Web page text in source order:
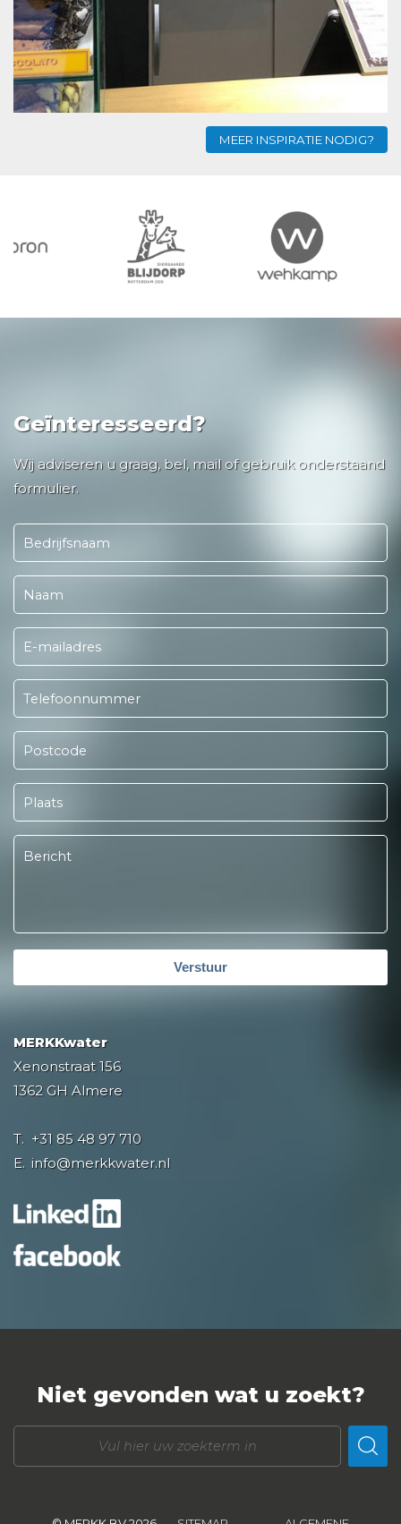
MEER INSPIRATIE NODIG?
Geïnteresseerd?
Wij adviseren u graag, bel, mail of gebruik onderstaand
formulier.
Verstuur
MERKKwater
Xenonstraat 156
1362 GH Almere
T. +31 85 48 97 710
E. info@merkkwater.nl
Niet gevonden wat u zoekt?